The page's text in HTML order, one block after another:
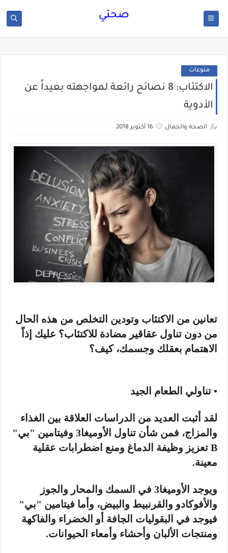
صحتي
منوعات
الاكتئاب: 8 نصائح رائعة لمواجهته بعيداً عن
الأدوية
الصحة والجمال 16 أكتوبر 2018
تعانين من الاكتئاب وتودين التخلص من هذه الحال
من دون تناول عقاقير مضادة للاكتئاب؟ عليك إذاً
الاهتمام بعقلك وجسمك، كيف؟
• تناولي الطعام الجيد
لقد أثبت العديد من الدراسات العلاقة بين الغذاء
والمزاج، فمن شأن تناول الأوميغا3 وفيتامين "بي"
B تعزيز وظيفة الدماغ ومنع اضطرابات عقلية
معينة.
ويوجد الأوميغا3 في السمك والمحار والجوز
والأفوكادو والقرنبيط والبيض، وأما فيتامين "بي"
فيوجد في البقوليات الجافة أو الخضراء والفاكهة
ومنتجات الألبان وأحشاء وأمعاء الحيوانات.